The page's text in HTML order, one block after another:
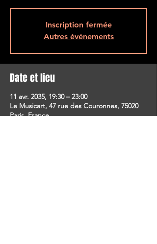
Inscription fermée
Autres événements
Date et lieu
11 avr. 2035, 19:30 – 23:00
Le Musicart, 47 rue des Couronnes, 75020
Paris, France